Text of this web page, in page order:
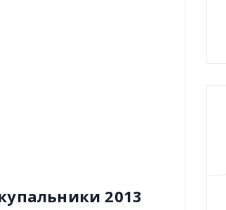
2013